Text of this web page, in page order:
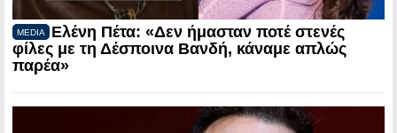
MEDIA
Ελένη Πέτα: «Δεν ήμασταν ποτέ στενές
φίλες με τη Δέσποινα Βανδή, κάναμε απλώς
παρέα»